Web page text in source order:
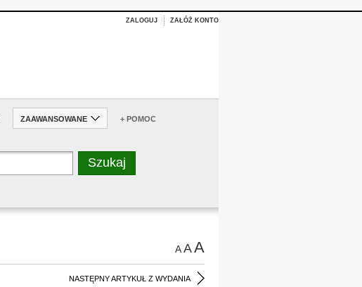
ZALOGUJ ZAŁÓŻ KONTO
ZAAWANSOWANE + POMOC
AAA
NASTĘPNY ARTYKUŁ Z WYDANIA